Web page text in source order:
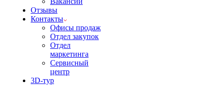
Отзывы
Контакты
Офисы продаж
Отдел закупок
Отдел
маркетинга
Сервисный
центр
3D-тур